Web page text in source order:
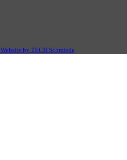
Website by TECH Schmiede